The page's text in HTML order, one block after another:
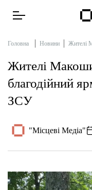
Новини
Тексти
Головна Новини Жителі
Жителі
благодійний
ЗСУ
"Місцеві Медіа"